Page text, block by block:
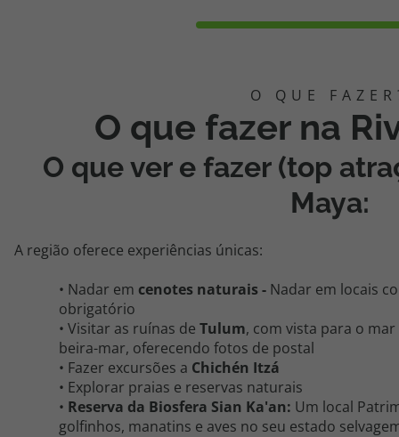
O que fazer na
O que ver e fazer (top
Maya:
A região oferece experiências únicas:
• Nadar em cenotes naturais - Nadar em locais
obrigatório
• Visitar as ruínas de Tulum, com vista para o
beira-mar, oferecendo fotos de postal
• Fazer excursões a Chichén Itzá
• Explorar praias e reservas naturais
• Reserva da Biosfera Sian Ka'an: Um local
golfinhos, manatins e aves no seu estado